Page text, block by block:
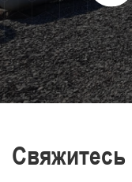
Свяжитесь